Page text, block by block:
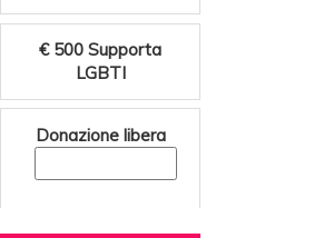
€ 500 Supporta
LGBTI
Donazione libera